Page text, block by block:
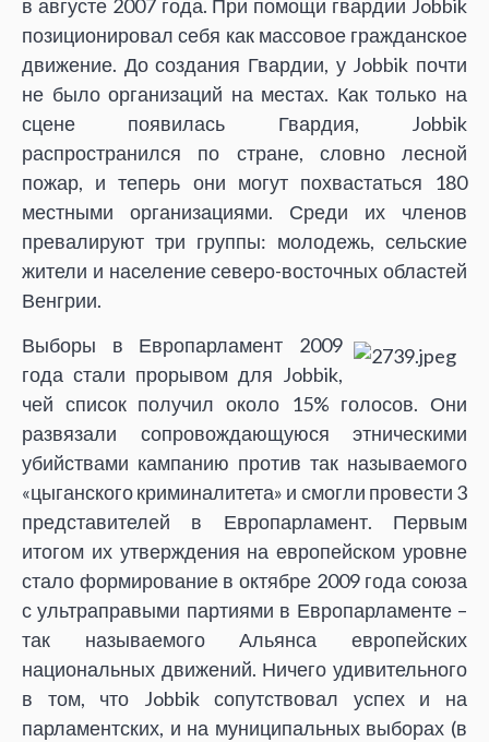
в августе 2007 года. При помощи гвардии Jobbik
позиционировал себя как массовое гражданское
движение. До создания Гвардии, у Jobbik почти
не было организаций на местах. Как только на
сцене появилась Гвардия, Jobbik
распространился по стране, словно лесной
пожар, и теперь они могут похвастаться 180
местными организациями. Среди их членов
превалируют три группы: молодежь, сельские
жители и население северо-восточных областей
Венгрии.
Выборы в Европарламент 2009
года стали прорывом для Jobbik,
чей список получил около 15% голосов. Они
развязали сопровождающуюся этническими
убийствами кампанию против так называемого
«цыганского криминалитета» и смогли провести 3
представителей в Европарламент. Первым
итогом их утверждения на европейском уровне
стало формирование в октябре 2009 года союза
с ультраправыми партиями в Европарламенте –
так называемого Альянса европейских
национальных движений. Ничего удивительного
в том, что Jobbik сопутствовал успех и на
парламентских, и на муниципальных выборах (в